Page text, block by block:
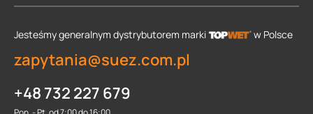
Jesteśmy generalnym dystrybutorem marki w Polsce
zapytania@suez.com.pl
+48 732 227 679